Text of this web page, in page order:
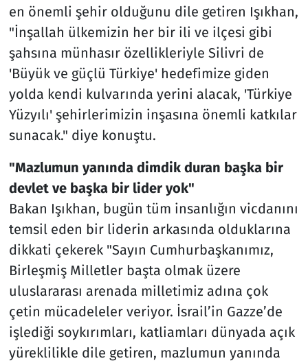
en önemli şehir olduğunu dile getiren Işıkhan,
"İnşallah ülkemizin her bir ili ve ilçesi gibi
şahsına münhasır özellikleriyle Silivri de
'Büyük ve güçlü Türkiye' hedefimize giden
yolda kendi kulvarında yerini alacak, 'Türkiye
Yüzyılı' şehirlerimizin inşasına önemli katkılar
sunacak." diye konuştu.
"Mazlumun yanında dimdik duran başka bir
devlet ve başka bir lider yok"
Bakan Işıkhan, bugün tüm insanlığın vicdanını
temsil eden bir liderin arkasında olduklarına
dikkati çekerek "Sayın Cumhurbaşkanımız,
Birleşmiş Milletler başta olmak üzere
uluslararası arenada milletimiz adına çok
çetin mücadeleler veriyor. İsrail’in Gazze’de
işlediği soykırımları, katliamları dünyada açık
yüreklilikle dile getiren, mazlumun yanında